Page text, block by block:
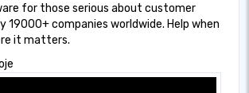
for those serious about customer
19000+ companies worldwide. Help when
it matters.